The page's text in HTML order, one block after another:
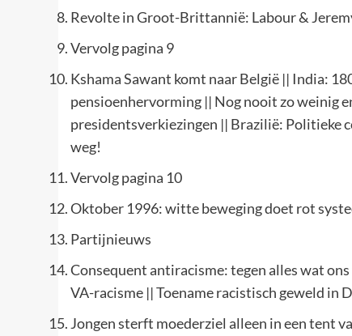
Revolte in Groot-Brittannië: Labour &
Vervolg pagina 9
Kshama Sawant komt naar België || India:
pensioenhervorming || Nog nooit zo weinig
presidentsverkiezingen || Brazilië: Politieke
weg!
Vervolg pagina 10
Oktober 1996: witte beweging doet rot
Partijnieuws
Consequent antiracisme: tegen alles wat
VA-racisme || Toename racistisch geweld in
Jongen sterft moederziel alleen in een tent